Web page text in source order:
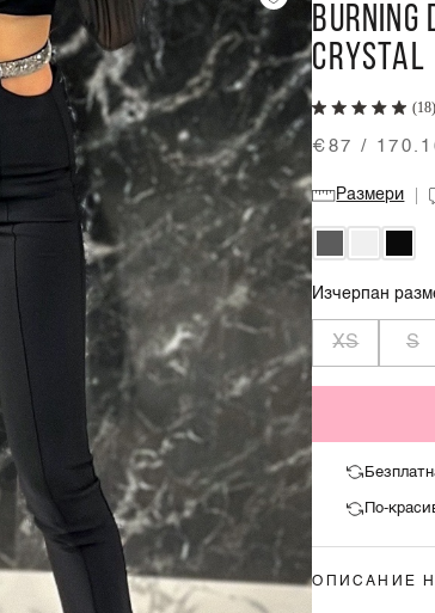
CRYSTAL
(18)
€87 /
Размери
Изчерпан
XS S
По-
ОПИСАНИЕ